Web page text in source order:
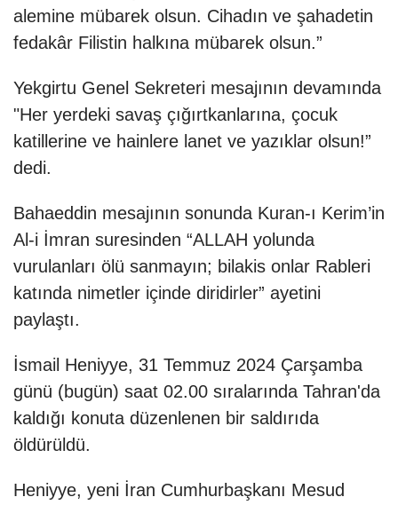
alemine mübarek olsun. Cihadın ve şahadetin
fedakâr Filistin halkına mübarek olsun.”
Yekgirtu Genel Sekreteri mesajının devamında
"Her yerdeki savaş çığırtkanlarına, çocuk
katillerine ve hainlere lanet ve yazıklar olsun!”
dedi.
Bahaeddin mesajının sonunda Kuran-ı Kerim’in
Al-i İmran suresinden “ALLAH yolunda
vurulanları ölü sanmayın; bilakis onlar Rableri
katında nimetler içinde diridirler” ayetini
paylaştı.
İsmail Heniyye, 31 Temmuz 2024 Çarşamba
günü (bugün) saat 02.00 sıralarında Tahran'da
kaldığı konuta düzenlenen bir saldırıda
öldürüldü.
Heniyye, yeni İran Cumhurbaşkanı Mesud